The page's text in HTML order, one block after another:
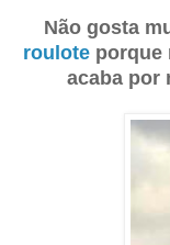
Não gosta
rouloteporque
acaba por